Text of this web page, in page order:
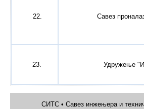
22. Савез
23. Удружење
СИТС • Савез инжењера и